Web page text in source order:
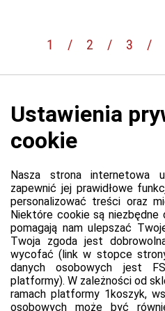
1 / 2 / 3 /
Platforma
Informacje o platformie
Polityka prywatności platformy
Zgłoś błąd lub naruszenie
Ustawienia cookie
Sprzedawca
Regulamin sprzedawcy
Polityka prywatności sprzedawcy